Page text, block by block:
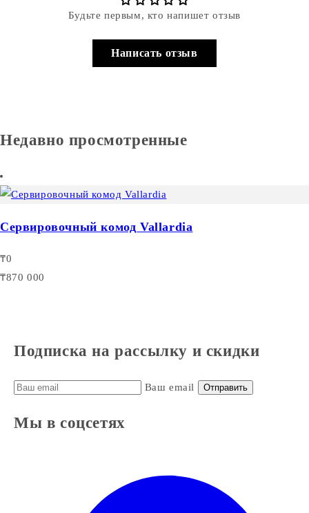
Будьте первым, кто напишет отзыв
Написать отзыв
Недавно просмотренные
Сервировочный комод Vallardia
₸0
₸870 000
Подписка на рассылку и скидки
Ваш email Отправить
Мы в соцсетях